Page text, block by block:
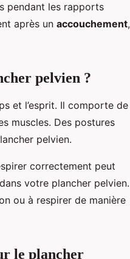
pendant les rapports
après un accouchement,
pelvien ?
et l’esprit. Il comporte de
muscles. Des postures
pelvien.
correctement peut
votre plancher pelvien.
ou à respirer de manière
le plancher